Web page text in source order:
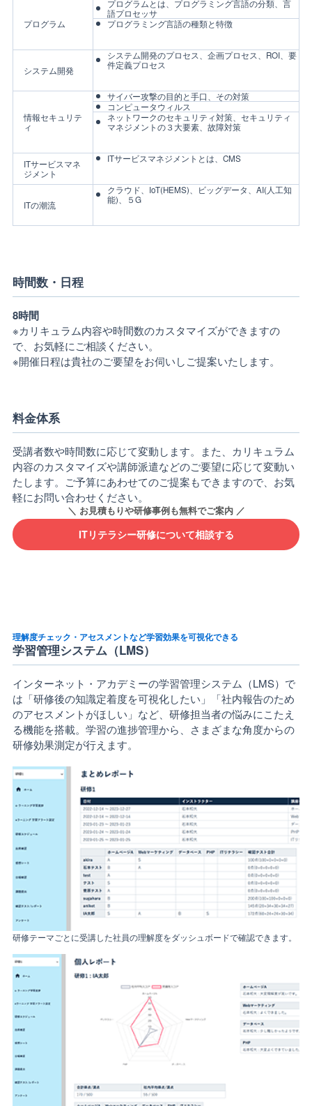
プログラム
プログラムとは、プログラミング言語の分類、言
語プロセッサ
プログラミング言語の種類と特徴
システム開発
システム開発のプロセス、企画プロセス、ROI、要
件定義プロセス
情報セキュリテ
ィ
サイバー攻撃の目的と手口、その対策
コンピュータウィルス
ネットワークのセキュリティ対策、セキュリティ
マネジメントの３大要素、故障対策
ITサービスマネ
ジメント
ITサービスマネジメントとは、CMS
ITの潮流
クラウド、IoT(HEMS)、ビッグデータ、AI(人工知
能)、５G
時間数・日程
8時間
※カリキュラム内容や時間数のカスタマイズができますの
で、お気軽にご相談ください。
※開催日程は貴社のご要望をお伺いしご提案いたします。
料金体系
受講者数や時間数に応じて変動します。また、カリキュラム
内容のカスタマイズや講師派遣などのご要望に応じて変動い
たします。ご予算にあわせてのご提案もできますので、お気
軽にお問い合わせください。
ITリテラシー研修について相談する
理解度チェック・アセスメントなど学習効果を可視化できる
学習管理システム（LMS）
インターネット・アカデミーの学習管理システム（LMS）で
は「研修後の知識定着度を可視化したい」「社内報告のため
のアセスメントがほしい」など、研修担当者の悩みにこたえ
る機能を搭載。学習の進捗管理から、さまざまな角度からの
研修効果測定が行えます。
研修テーマごとに受講した社員の理解度をダッシュボードで確認できます。